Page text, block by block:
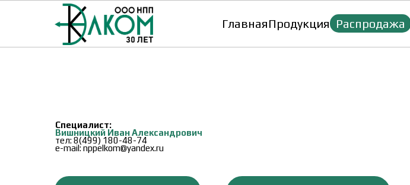
ГлавнаяПродукция Распродажа
Специалист:
Вишницкий Иван Александрович
тел:8(499) 180-48-74
e-mail: nppelkom@yandex.ru